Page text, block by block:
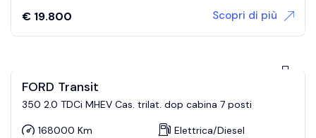
€ 19.800 Scopri di più
FORD Transit
350 2.0 TDCi MHEV Cas. trilat. dop cabina 7 posti
168000 Km
Elettrica/Diesel